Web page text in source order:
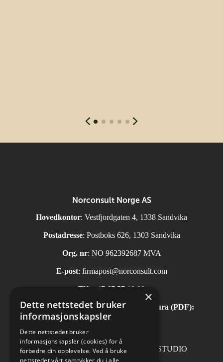
Norconsult Norge AS
Hovedkontor: Vestfjordgaten 4, 1338 Sandvika
Postadresse: Postboks 626, 1303 Sandvika
Org. nr: NO 962392687 MVA
E-post: firmapost@norconsult.com
Tlf: +47 67 57 10 00
Automatisk mottak av inngående faktura (PDF):
invoice.no@norconsult.com
Forsidefoto: RASMUS HJORTSHOJ STUDIO
×
Dette nettstedet bruker
informasjonskapsler
Dette nettstedet bruker
informasjonskapsler (cookies) for å
forbedre din opplevelse. Ved å bruke
nettstedet vårt samtykker du i alle